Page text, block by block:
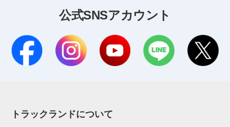
公式SNSアカウント
トラックランドについて